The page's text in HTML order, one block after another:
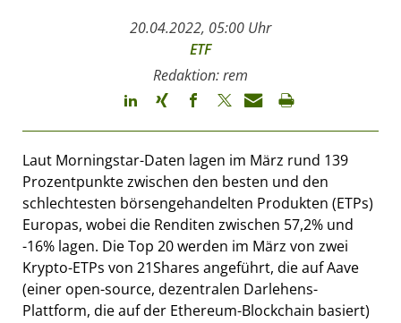
20.04.2022, 05:00 Uhr
ETF
Redaktion: rem
Laut Morningstar-Daten lagen im März rund 139
Prozentpunkte zwischen den besten und den
schlechtesten börsengehandelten Produkten (ETPs)
Europas, wobei die Renditen zwischen 57,2% und
-16% lagen. Die Top 20 werden im März von zwei
Krypto-ETPs von 21Shares angeführt, die auf Aave
(einer open-source, dezentralen Darlehens-
Plattform, die auf der Ethereum-Blockchain basiert)